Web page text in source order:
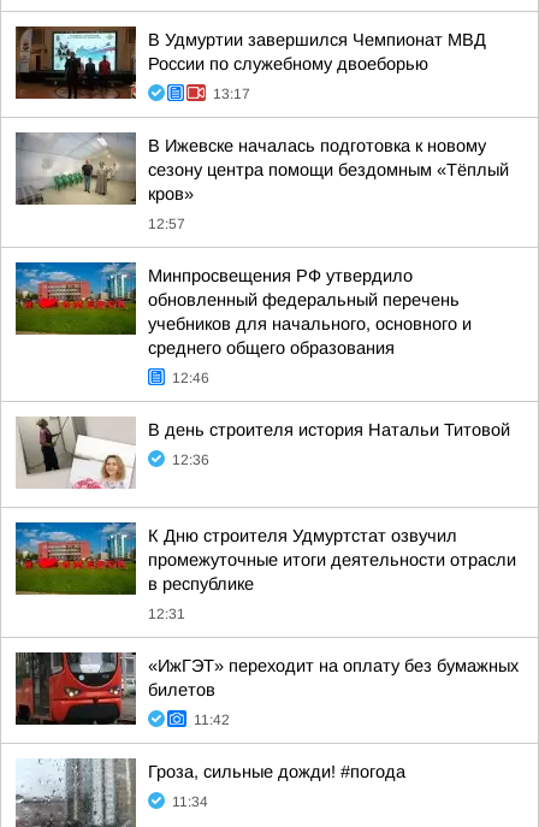
В Удмуртии завершился Чемпионат МВД
России по служебному двоеборью
13:17
В Ижевске началась подготовка к новому
сезону центра помощи бездомным «Тёплый
кров»
12:57
Минпросвещения РФ утвердило
обновленный федеральный перечень
учебников для начального, основного и
среднего общего образования
12:46
В день строителя история Натальи Титовой
12:36
К Дню строителя Удмуртстат озвучил
промежуточные итоги деятельности отрасли
в республике
12:31
«ИжГЭТ» переходит на оплату без бумажных
билетов
11:42
Гроза, сильные дожди! #погода
11:34